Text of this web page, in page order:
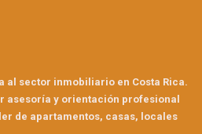
al sector inmobiliario en Costa Rica.
asesoría y orientación profesional
de apartamentos, casas, locales